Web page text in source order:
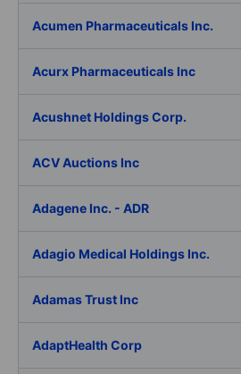
Acumen Pharmaceuticals Inc.
Acurx Pharmaceuticals Inc
Acushnet Holdings Corp.
ACV Auctions Inc
Adagene Inc. - ADR
Adagio Medical Holdings Inc.
Adamas Trust Inc
AdaptHealth Corp